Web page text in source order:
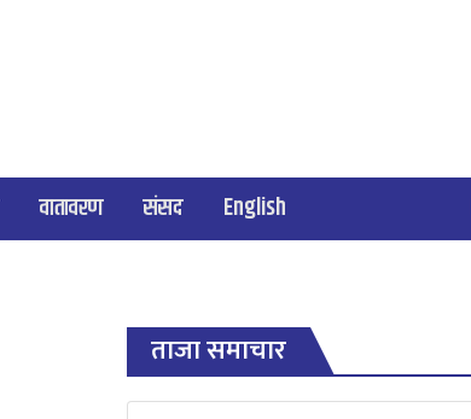
वातावरण संसद English
ताजा समाचार